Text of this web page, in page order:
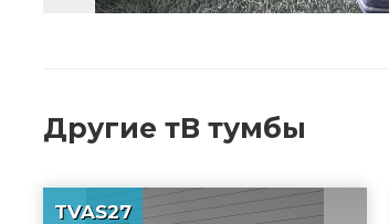
Другие тВ тумбы
TVAS27